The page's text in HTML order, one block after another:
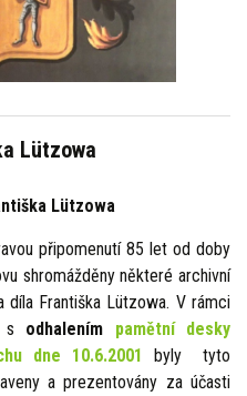
Lützowa
Lützowa
připomenutí 85 let od doby
shromážděny některé archivní
Františka Lützowa. V rámci
s odhalením pamětní desky
dne 10.6.2001 byly tyto
a prezentovány za účasti